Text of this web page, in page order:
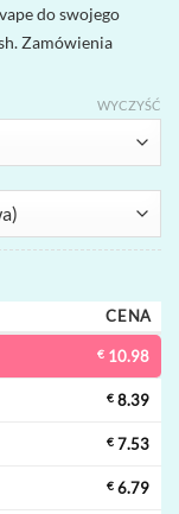
do swojego
Zamówienia
WYCZYŚĆ
CENA
€ 10.98
€ 8.39
€ 7.53
€ 6.79